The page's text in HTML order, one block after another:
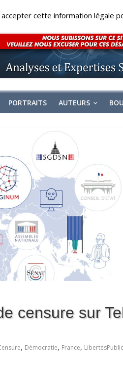
PORTRAITS AUTEURS
censure sur
, Démocratie, France,
cette information légale